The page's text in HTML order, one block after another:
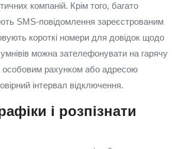
компаній. Крім того, багато
SMS-повідомлення зареєстрованим
короткі номери для довідок щодо
можна зателефонувати на гарячу
особовим рахунком або адресою
інтервал відключення.
і розпізнати